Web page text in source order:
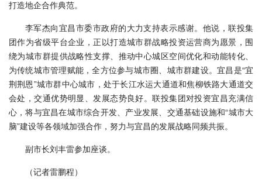
打造地企合作典范。
李军杰向宜昌市委市政府的大力支持表示感谢。他说，联投集
团作为省级平台企业，正以打造城市群战略投资运营商为愿景，围
绕为城市群提供战略性支撑、推动中心城区空间优化和动能转化、
为传统城市管理赋能，全方位参与城市圈、城市群建设。宜昌是“宜
荆荆恩”城市群中心城市，处于长江水运大通道和焦柳铁路大通道交
会处，交通优势明显、发展态势良好。联投集团对投资宜昌充满信
心，将与宜昌在城市综合开发、产业发展、交通基础设施和“城市大
脑”建设等各领域加强合作，努力与宜昌的发展战略同频共振。
副市长刘丰雷参加座谈。
（记者雷鹏程）